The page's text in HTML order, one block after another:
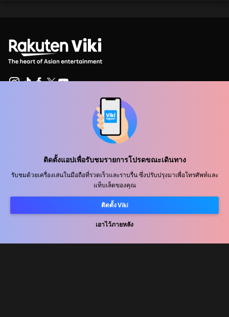
ติดตั้งแอปเพื่อรับชมรายการโปรดขณะเดินทาง
รับชมด้วยเครื่องเล่นในมือถือที่รวดเร็วและราบรื่น ซึ่งปรับปรุงมาเพื่อโทรศัพท์และ
แท็บเล็ตของคุณ
ติดตั้ง Viki
เอาไว้ภายหลัง
พันธมิตรด้านการเผยแพร่
ผู้โฆษณา
ข้อกำหนดการใช้งาน